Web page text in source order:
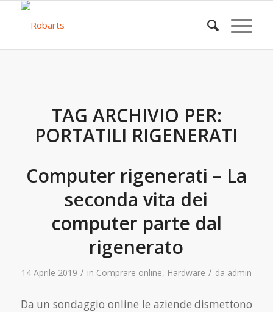
TAG ARCHIVIO PER:
PORTATILI RIGENERATI
Computer rigenerati – La
seconda vita dei
computer parte dal
rigenerato
14 Aprile 2019 / in Comprare online, Hardware / da admin
Da un sondaggio online le aziende dismettono